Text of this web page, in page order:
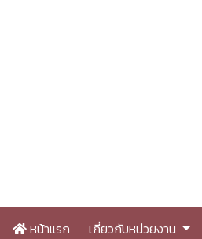
หน้าแรก เกี่ยวกับหน่วยงาน